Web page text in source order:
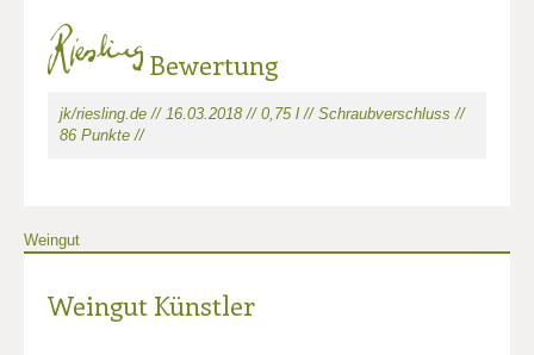
Bewertung
jk/riesling.de // 16.03.2018 // 0,75 l // Schraubverschluss //
86 Punkte //
Weingut
Weingut Künstler